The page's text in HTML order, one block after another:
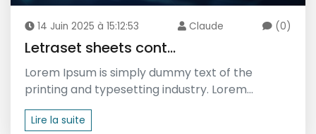
14 Juin 2025 à 15:12:53 Claude (0)
Letraset sheets cont...
Lorem Ipsum is simply dummy text of the
printing and typesetting industry. Lorem...
Lire la suite